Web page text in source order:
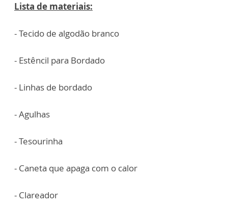
Lista de materiais:
- Tecido de algodão branco
- Estêncil para Bordado
- Linhas de bordado
- Agulhas
- Tesourinha
- Caneta que apaga com o calor
- Clareador